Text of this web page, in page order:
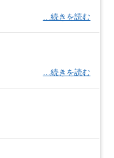
…続きを読む
…続きを読む